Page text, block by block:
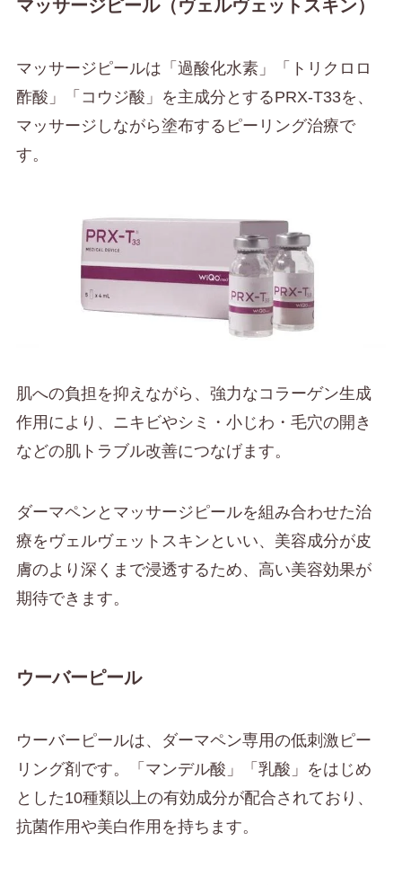
マッサージピール（ヴェルヴェットスキン）
マッサージピールは「過酸化水素」「トリクロロ
酢酸」「コウジ酸」を主成分とするPRX-T33を、
マッサージしながら塗布するピーリング治療で
す。
肌への負担を抑えながら、強力なコラーゲン生成
作用により、ニキビやシミ・小じわ・毛穴の開き
などの肌トラブル改善につなげます。
ダーマペンとマッサージピールを組み合わせた治
療をヴェルヴェットスキンといい、美容成分が皮
膚のより深くまで浸透するため、高い美容効果が
期待できます。
ウーバーピール
ウーバーピールは、ダーマペン専用の低刺激ピー
リング剤です。「マンデル酸」「乳酸」をはじめ
とした10種類以上の有効成分が配合されており、
抗菌作用や美白作用を持ちます。